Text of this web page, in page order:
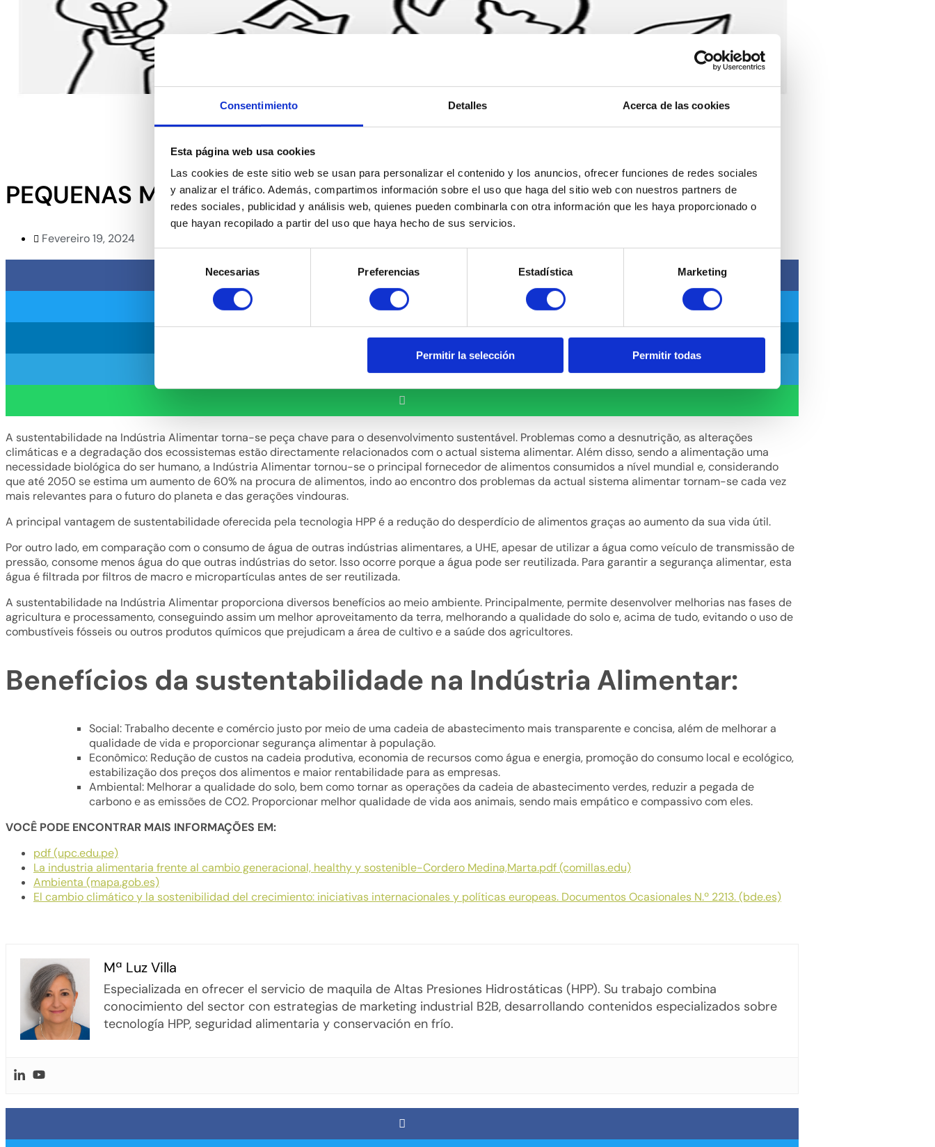
Consentimiento Detalles Acerca de las cookies
Esta página web usa cookies
Las cookies de este sitio web se usan para personalizar el contenido y los anuncios, ofrecer funciones de redes sociales
y analizar el tráfico. Además, compartimos información sobre el uso que haga del sitio web con nuestros partners de
redes sociales, publicidad y análisis web, quienes pueden combinarla con otra información que les haya proporcionado o
que hayan recopilado a partir del uso que haya hecho de sus servicios.
consentimiento
Necesarias Preferencias Estadística Marketing
Permitir la selección Permitir todas
PEQUENAS MUDANÇAS FAZEM GRANDES DIFERENÇAS
Fevereiro 19, 2024
A sustentabilidade na Indústria Alimentar torna-se peça chave para o desenvolvimento sustentável. Problemas como a desnutrição, as alterações
climáticas e a degradação dos ecossistemas estão directamente relacionados com o actual sistema alimentar. Além disso, sendo a alimentação uma
necessidade biológica do ser humano, a Indústria Alimentar tornou-se o principal fornecedor de alimentos consumidos a nível mundial e, considerando
que até 2050 se estima um aumento de 60% na procura de alimentos, indo ao encontro dos problemas da actual sistema alimentar tornam-se cada vez
mais relevantes para o futuro do planeta e das gerações vindouras.
A principal vantagem de sustentabilidade oferecida pela tecnologia HPP é a redução do desperdício de alimentos graças ao aumento da sua vida útil.
Por outro lado, em comparação com o consumo de água de outras indústrias alimentares, a UHE, apesar de utilizar a água como veículo de transmissão de
pressão, consome menos água do que outras indústrias do setor. Isso ocorre porque a água pode ser reutilizada. Para garantir a segurança alimentar, esta
água é filtrada por filtros de macro e micropartículas antes de ser reutilizada.
A sustentabilidade na Indústria Alimentar proporciona diversos benefícios ao meio ambiente. Principalmente, permite desenvolver melhorias nas fases de
agricultura e processamento, conseguindo assim um melhor aproveitamento da terra, melhorando a qualidade do solo e, acima de tudo, evitando o uso de
combustíveis fósseis ou outros produtos químicos que prejudicam a área de cultivo e a saúde dos agricultores.
Benefícios da sustentabilidade na Indústria Alimentar:
Social: Trabalho decente e comércio justo por meio de uma cadeia de abastecimento mais transparente e concisa, além de melhorar a
qualidade de vida e proporcionar segurança alimentar à população.
Econômico: Redução de custos na cadeia produtiva, economia de recursos como água e energia, promoção do consumo local e ecológico,
estabilização dos preços dos alimentos e maior rentabilidade para as empresas.
Ambiental: Melhorar a qualidade do solo, bem como tornar as operações da cadeia de abastecimento verdes, reduzir a pegada de
carbono e as emissões de CO2. Proporcionar melhor qualidade de vida aos animais, sendo mais empático e compassivo com eles.
VOCÊ PODE ENCONTRAR MAIS INFORMAÇÕES EM:
pdf (upc.edu.pe)
La industria alimentaria frente al cambio generacional, healthy y sostenible-Cordero Medina,Marta.pdf (comillas.edu)
Ambienta (mapa.gob.es)
El cambio climático y la sostenibilidad del crecimiento: iniciativas internacionales y políticas europeas. Documentos Ocasionales N.º 2213. (bde.es)
Mª Luz Villa
Especializada en ofrecer el servicio de maquila de Altas Presiones Hidrostáticas (HPP). Su trabajo combina
conocimiento del sector con estrategias de marketing industrial B2B, desarrollando contenidos especializados sobre
tecnología HPP, seguridad alimentaria y conservación en frío.